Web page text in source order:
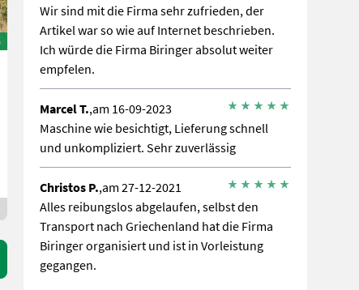
Wir sind mit die Firma sehr zufrieden, der
Artikel war so wie auf Internet beschrieben.
Ich würde die Firma Biringer absolut weiter
empfelen.
Marcel T.,am 16-09-2023
Maschine wie besichtigt, Lieferung schnell
und unkompliziert. Sehr zuverlässig
Christos P.,am 27-12-2021
Alles reibungslos abgelaufen, selbst den
Transport nach Griechenland hat die Firma
Biringer organisiert und ist in Vorleistung
gegangen.